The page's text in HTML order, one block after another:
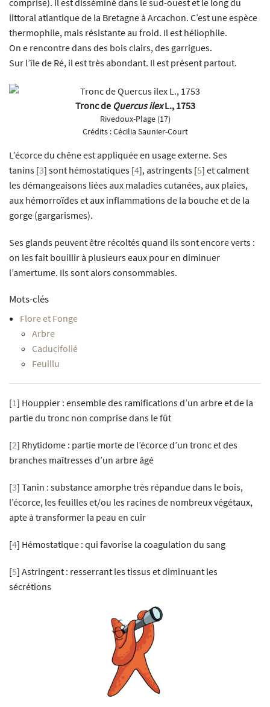
littoral atlantique de la Bretagne à Arcachon. C’est une espèce
thermophile, mais résistante au froid. Il est héliophile.
On e rencontre dans des bois clairs, des garrigues.
Sur l’île de Ré, il est très abondant. Il est présent partout.
Tronc de Quercus ilexL., 1753
Rivedoux-Plage (17)
Crédits :Cécilia Saunier-Court
L’écorce du chêne est appliquée en usage externe. Ses
tanins [3] sont hémostatiques [4], astringents [5] et calment
les démangeaisons liées aux maladies cutanées, aux plaies,
aux hémorroïdes et aux inflammations de la bouche et de la
gorge (gargarismes).
Ses glands peuvent être récoltés quand ils sont encore verts :
on les fait bouillir à plusieurs eaux pour en diminuer
l’amertume. Ils sont alors consommables.
Mots-clés
Flore et Fonge
Arbre
Caducifolié
Feuillu
[1] Houppier : ensemble des ramifications d’un arbre et de la
partie du tronc non comprise dans le fût
[2] Rhytidome : partie morte de l’écorce d’un tronc et des
branches maîtresses d’un arbre âgé
[3] Tanin : substance amorphe très répandue dans le bois,
l’écorce, les feuilles et/ou les racines de nombreux végétaux,
apte à transformer la peau en cuir
[4] Hémostatique : qui favorise la coagulation du sang
[5] Astringent : resserrant les tissus et diminuant les
sécrétions